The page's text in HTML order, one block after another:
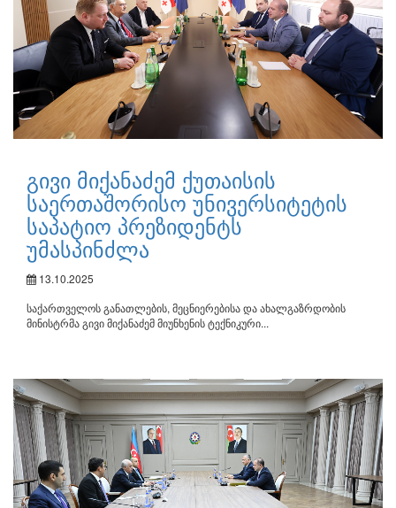
გივი მიქანაძემ ქუთაისის
საერთაშორისო უნივერსიტეტის
საპატიო პრეზიდენტს
უმასპინძლა
13.10.2025
საქართველოს განათლების, მეცნიერებისა და ახალგაზრდობის
მინისტრმა გივი მიქანაძემ მიუნხენის ტექნიკური...